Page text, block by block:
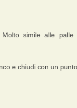
simile alle palle
e chiudi con un punto